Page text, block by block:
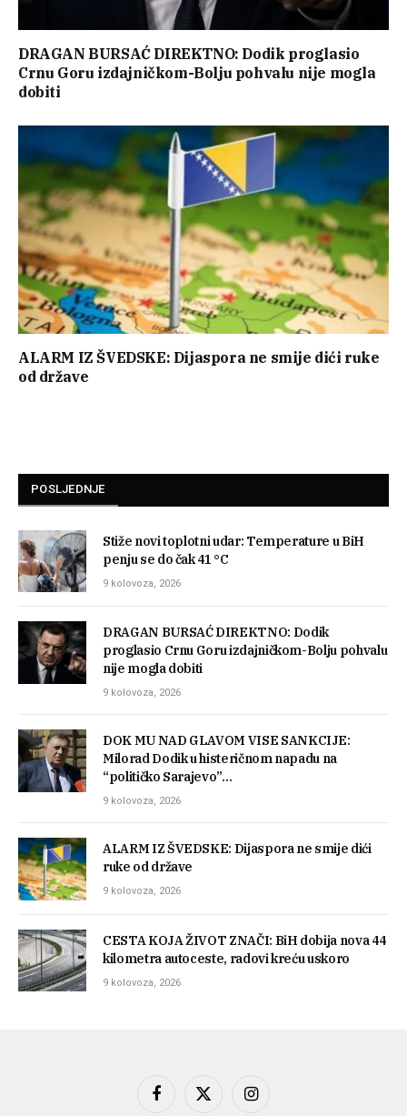
DRAGAN BURSAĆ DIREKTNO: Dodik proglasio
Crnu Goru izdajničkom-Bolju pohvalu nije mogla
dobiti
ALARM IZ ŠVEDSKE: Dijaspora ne smije dići ruke
od države
POSLJEDNJE
Stiže novi toplotni udar: Temperature u BiH
penju se do čak 41 °C
9 kolovoza, 2026
DRAGAN BURSAĆ DIREKTNO: Dodik
proglasio Crnu Goru izdajničkom-Bolju pohvalu
nije mogla dobiti
9 kolovoza, 2026
DOK MU NAD GLAVOM VISE SANKCIJE:
Milorad Dodik u histeričnom napadu na
“političko Sarajevo”…
9 kolovoza, 2026
ALARM IZ ŠVEDSKE: Dijaspora ne smije dići
ruke od države
9 kolovoza, 2026
CESTA KOJA ŽIVOT ZNAČI: BiH dobija nova 44
kilometra autoceste, radovi kreću uskoro
9 kolovoza, 2026
Facebook
X
Instagram